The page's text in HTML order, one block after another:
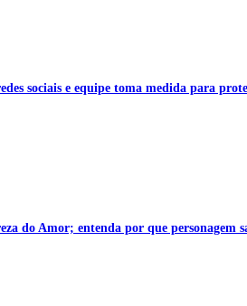
sociais e equipe toma medida para
do Amor; entenda por que personagem